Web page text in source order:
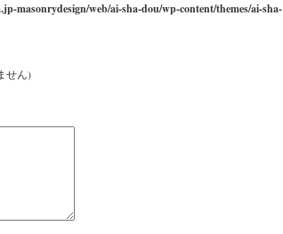
masonrydesign/web/ai-sha-dou/wp-content/themes/ai-sha-
せん)